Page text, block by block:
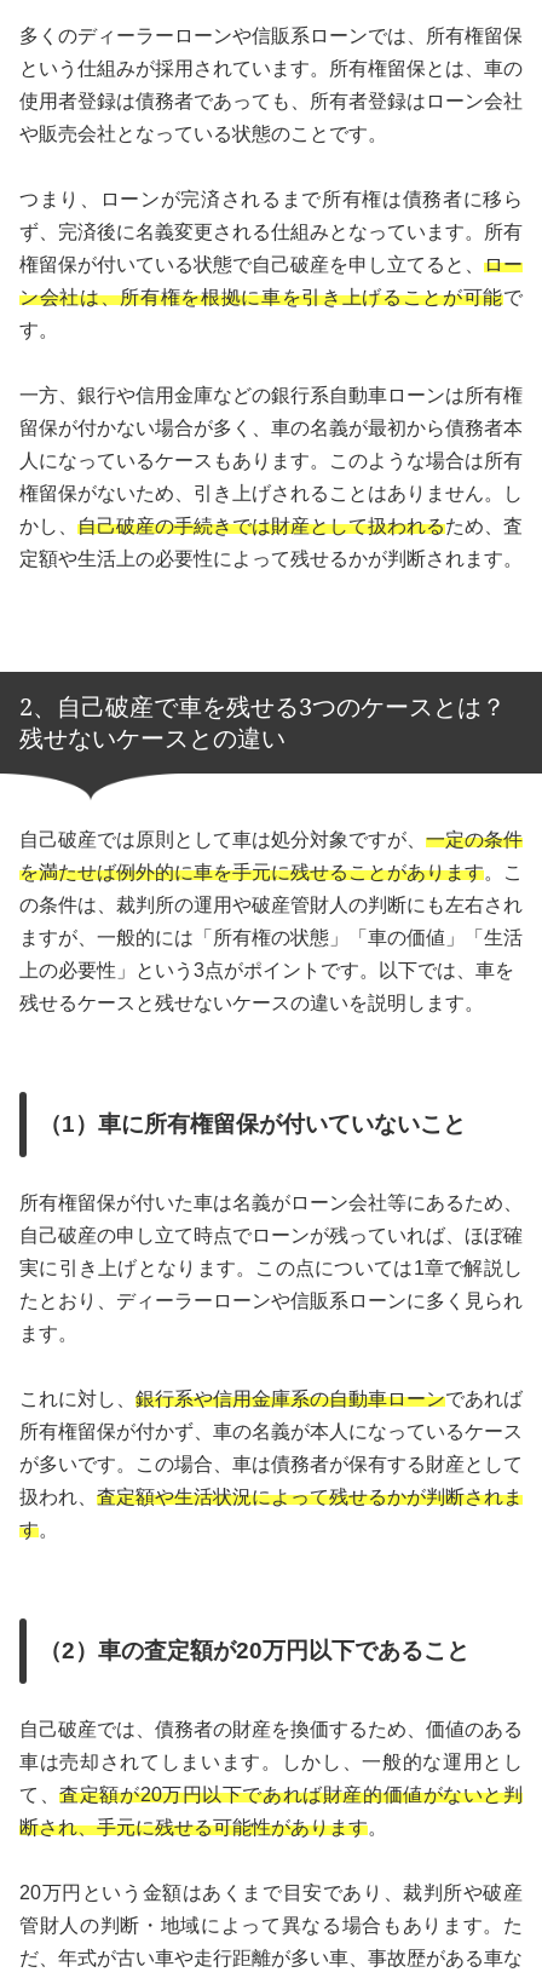
多くのディーラーローンや信販系ローンでは、所有権留保
という仕組みが採用されています。所有権留保とは、車の
使用者登録は債務者であっても、所有者登録はローン会社
や販売会社となっている状態のことです。
つまり、ローンが完済されるまで所有権は債務者に移ら
ず、完済後に名義変更される仕組みとなっています。所有
権留保が付いている状態で自己破産を申し立てると、 ロー
ン会社は、所有権を根拠に車を引き上げることが可能で
す。
一方、銀行や信用金庫などの銀行系自動車ローンは所有権
留保が付かない場合が多く、車の名義が最初から債務者本
人になっているケースもあります。このような場合は所有
権留保がないため、引き上げされることはありません。し
かし、 自己破産の手続きでは財産として扱われるため、査
定額や生活上の必要性によって残せるかが判断されます。
2、自己破産で車を残せる3つのケースとは？
残せないケースとの違い
自己破産では原則として車は処分対象ですが、 一定の条件
を満たせば例外的に車を手元に残せることがあります。こ
の条件は、裁判所の運用や破産管財人の判断にも左右され
ますが、一般的には「所有権の状態」「車の価値」「生活
上の必要性」という3点がポイントです。以下では、車を
残せるケースと残せないケースの違いを説明します。
（1）車に所有権留保が付いていないこと
所有権留保が付いた車は名義がローン会社等にあるため、
自己破産の申し立て時点でローンが残っていれば、ほぼ確
実に引き上げとなります。この点については1章で解説し
たとおり、ディーラーローンや信販系ローンに多く見られ
ます。
これに対し、 銀行系や信用金庫系の自動車ローンであれば
所有権留保が付かず、車の名義が本人になっているケース
が多いです。この場合、車は債務者が保有する財産として
扱われ、 査定額や生活状況によって残せるかが判断されま
す。
（2）車の査定額が20万円以下であること
自己破産では、債務者の財産を換価するため、価値のある
車は売却されてしまいます。しかし、一般的な運用とし
て、査定額が20万円以下であれば財産的価値がないと判
断され、手元に残せる可能性があります。
20万円という金額はあくまで目安であり、裁判所や破産
管財人の判断・地域によって異なる場合もあります。た
だ、年式が古い車や走行距離が多い車、事故歴がある車な